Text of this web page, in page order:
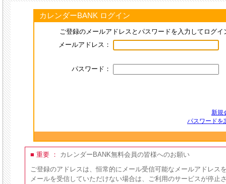
カレンダーBANK ログイン
ご登録のメールアドレスとパスワードを入力してログイ
メールアドレス：
パスワード：
新規
パスワードを
■ 重要 ：
カレンダーBANK無料会員の皆様へのお願い
ご登録のアドレスは、恒常的にメール受信可能なメールアドレス
メールを受信していただけない場合は、ご利用のサービスが停止